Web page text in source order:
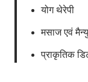
योग थेरेपी
मसाज एवं
प्राकृतिक